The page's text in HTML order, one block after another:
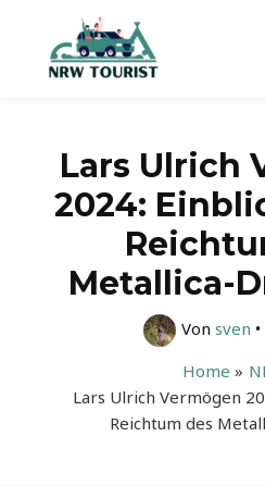
springen
Lars Ulrich
2024:
Metallica-
Von sven •
Home
Lars Ulrich Vermögen
Reichtum des